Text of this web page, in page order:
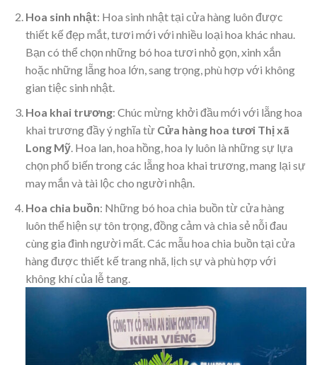
Hoa sinh nhật: Hoa sinh nhật tại cửa hàng luôn được
thiết kế đẹp mắt, tươi mới với nhiều loại hoa khác nhau.
Bạn có thể chọn những bó hoa tươi nhỏ gọn, xinh xắn
hoặc những lẵng hoa lớn, sang trọng, phù hợp với không
gian tiệc sinh nhật.
Hoa khai trương: Chúc mừng khởi đầu mới với lẵng hoa
khai trương đầy ý nghĩa từ Cửa hàng hoa tươi Thị xã
Long Mỹ. Hoa lan, hoa hồng, hoa ly luôn là những sự lựa
chọn phổ biến trong các lẵng hoa khai trương, mang lại sự
may mắn và tài lộc cho người nhận.
Hoa chia buồn: Những bó hoa chia buồn từ cửa hàng
luôn thể hiện sự tôn trọng, đồng cảm và chia sẻ nỗi đau
cùng gia đình người mất. Các mẫu hoa chia buồn tại cửa
hàng được thiết kế trang nhã, lịch sự và phù hợp với
không khí của lễ tang.